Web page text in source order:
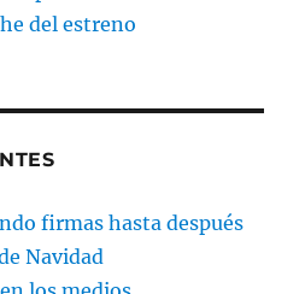
del estreno
firmas hasta después
Navidad